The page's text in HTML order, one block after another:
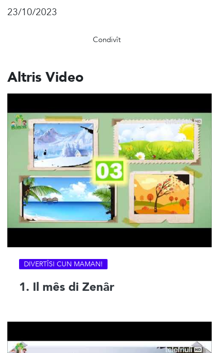
23/10/2023
Condivît
Altris Video
DIVERTÎSI CUN MAMAN!
1. Il mês di Zenâr